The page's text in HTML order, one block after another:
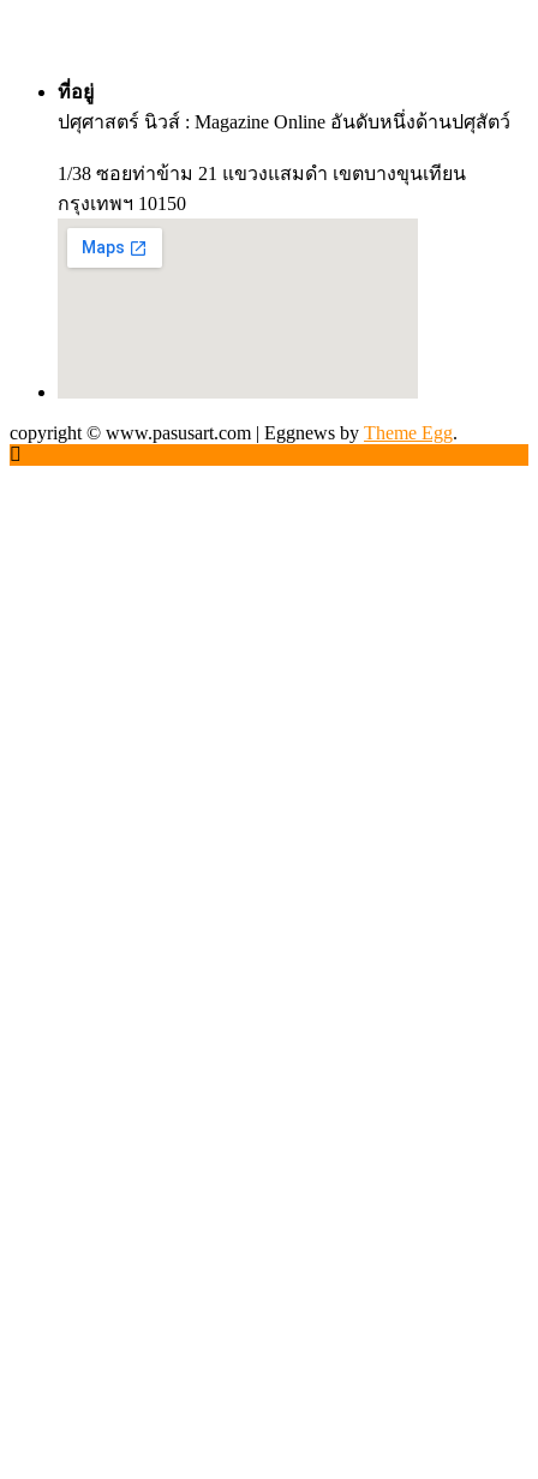
ที่อยู่
ปศุศาสตร์ นิวส์ : Magazine Online อันดับหนึ่งด้านปศุสัตว์
1/38 ซอยท่าข้าม 21 แขวงแสมดำ เขตบางขุนเทียน
กรุงเทพฯ 10150
copyright © www.pasusart.com | Eggnews by Theme Egg.